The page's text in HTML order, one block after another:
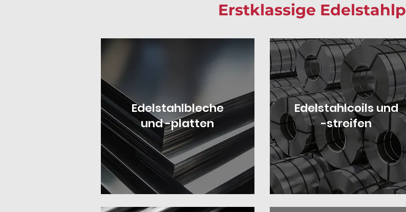
Erstklassige
Edelstahlbleche
und -platten
Edelstahlcoils und
-streifen